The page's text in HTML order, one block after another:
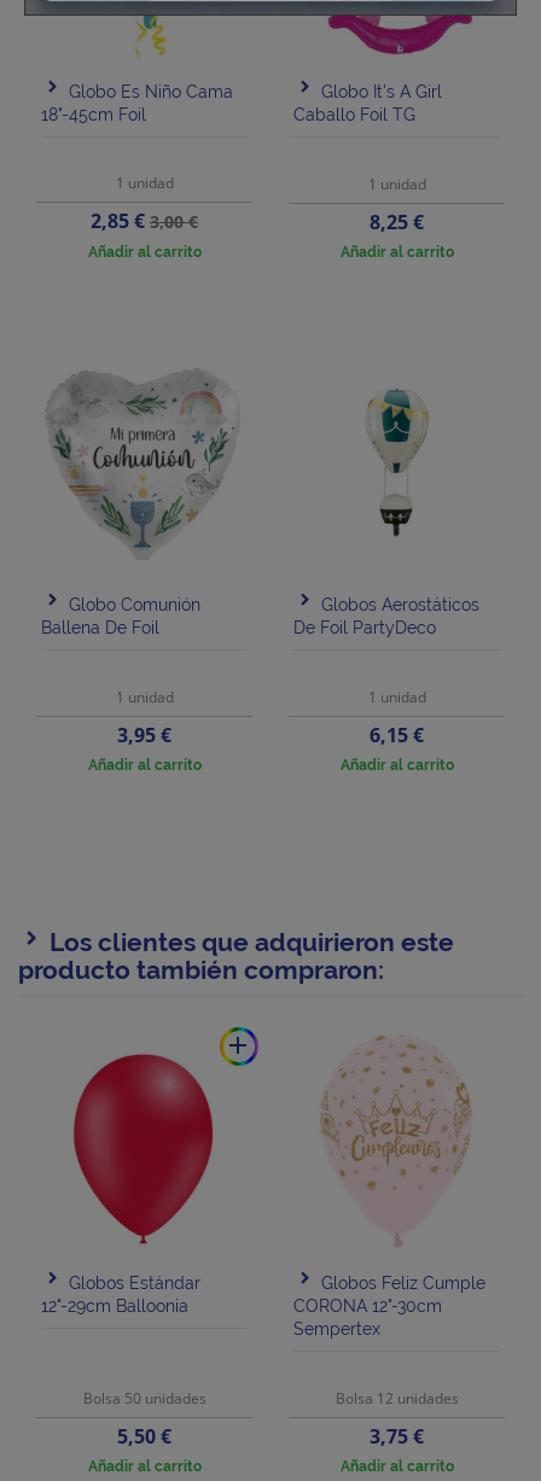
Globo Es Niño Cama
18"-45cm Foil
1 unidad
Precio
2,85 €Precio
base
3,00 €
Añadir al carrito
Globo It's A Girl
Caballo Foil TG
1 unidad
Precio
8,25 €
Añadir al carrito
Globo Comunión
Ballena De Foil
1 unidad
Precio
3,95 €
Añadir al carrito
Globos Aerostáticos
De Foil PartyDeco
1 unidad
Precio
6,15 €
Añadir al carrito
Los clientes que adquirieron este
producto también compraron:
add
Globos Estándar
12"-29cm Balloonia
Bolsa 50 unidades
Precio
5,50 €
Añadir al carrito
Globos Feliz Cumple
CORONA 12"-30cm
Sempertex
Bolsa 12 unidades
Precio
3,75 €
Añadir al carrito